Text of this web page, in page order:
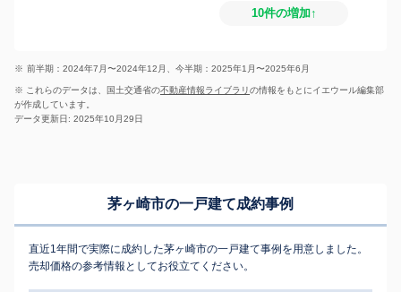
10件の増加↑
※ 前半期：2024年7月〜2024年12月、今半期：2025年1月〜2025年6月
※ これらのデータは、国土交通省の不動産情報ライブラリの情報をもとにイエウール編集部
が作成しています。
データ更新日: 2025年10月29日
茅ヶ崎市の一戸建て成約事例
直近1年間で実際に成約した茅ヶ崎市の一戸建て事例を用意しました。
売却価格の参考情報としてお役立てください。